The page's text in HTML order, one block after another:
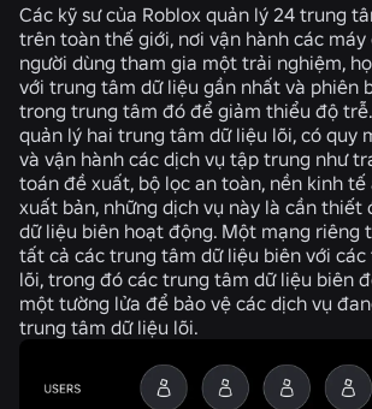
Các kỹ sư của Roblox quản lý 24 trung
trên toàn thế giới, nơi vận hành các máy
người dùng tham gia một trải nghiệm,
với trung tâm dữ liệu gần nhất và phiên
trong trung tâm đó để giảm thiểu độ
quản lý hai trung tâm dữ liệu lõi, có quy
và vận hành các dịch vụ tập trung như
toán đề xuất, bộ lọc an toàn, nền kinh tế
xuất bản, những dịch vụ này là cần thiết
dữ liệu biên hoạt động. Một mạng riêng
tất cả các trung tâm dữ liệu biên với
lõi, trong đó các trung tâm dữ liệu biên
một tường lửa để bảo vệ các dịch vụ
trung tâm dữ liệu lõi.